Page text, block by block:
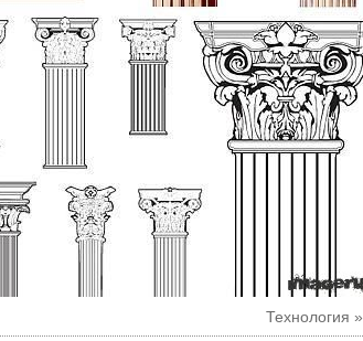
Технология »